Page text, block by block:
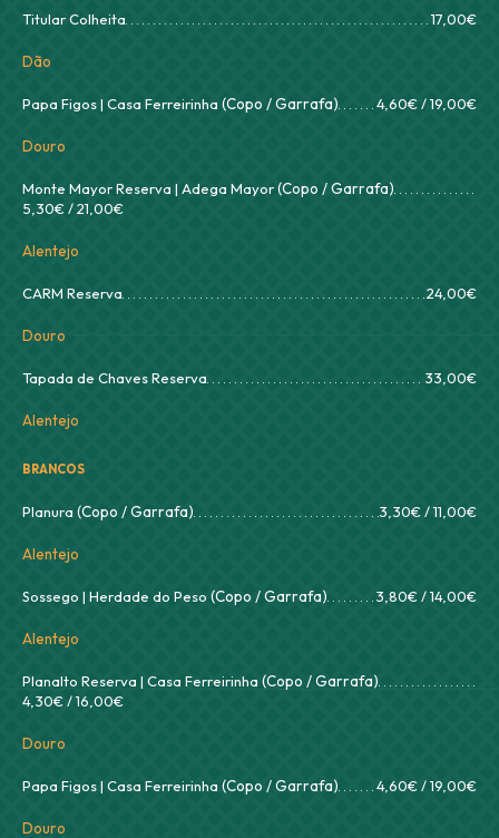
Titular Colheita 17,00€
Dão
Papa Figos | Casa Ferreirinha (Copo / Garrafa) 4,60€ / 19,00€
Douro
Monte Mayor Reserva | Adega Mayor(Copo / Garrafa)
5,30€ / 21,00€
Alentejo
CARM Reserva 24,00€
Douro
Tapada de Chaves Reserva 33,00€
Alentejo
BRANCOS
Planura (Copo / Garrafa) 3,30€ / 11,00€
Alentejo
Sossego | Herdade do Peso (Copo / Garrafa) 3,80€ / 14,00€
Alentejo
Planalto Reserva | Casa Ferreirinha (Copo / Garrafa)
4,30€ / 16,00€
Douro
Papa Figos | Casa Ferreirinha (Copo / Garrafa) 4,60€ / 19,00€
Douro